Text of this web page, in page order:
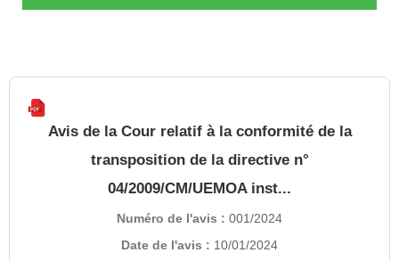
Avis de la Cour relatif à la conformité de la
transposition de la directive n°
04/2009/CM/UEMOA inst...
Numéro de l'avis : 001/2024
Date de l'avis : 10/01/2024